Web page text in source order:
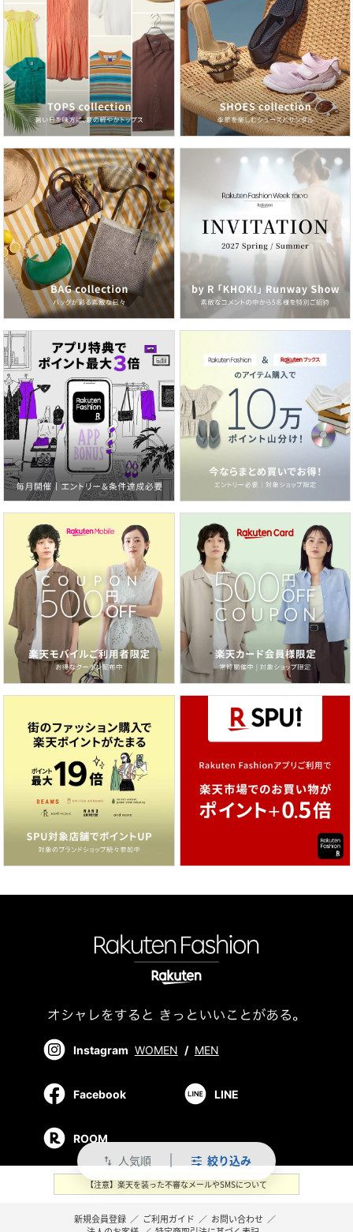
swap_vert 人気順 絞り込み
Instagram WOMEN / MEN
Facebook LINE
ROOM
【注意】楽天を装った不審なメールやSMSについて
新規会員登録 ／ ご利用ガイド ／ お問い合わせ ／